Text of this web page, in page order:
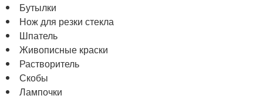
Бутылки
Нож для резки стекла
Шпатель
Живописные краски
Растворитель
Скобы
Лампочки